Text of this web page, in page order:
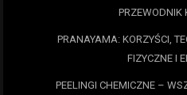
PRZEWODNIK
PRANAYAMA: KORZYŚCI,
FIZYCZNE I
PEELINGI CHEMICZNE –